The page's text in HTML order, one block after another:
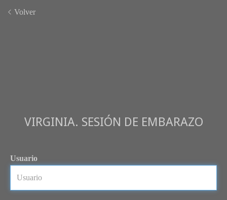
Volver
VIRGINIA. SESIÓN DE EMBARAZO
Usuario